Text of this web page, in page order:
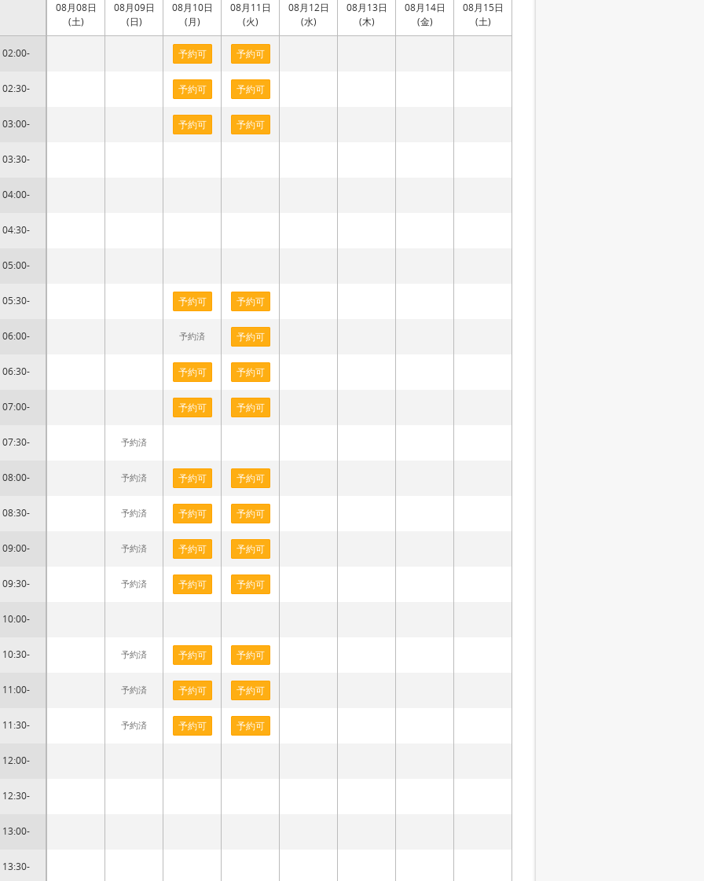
02:00-
02:30-
03:00-
03:30-
04:00-
04:30-
05:00-
05:30-
06:00-
06:30-
07:00-
07:30-
08:00-
08:30-
09:00-
09:30-
10:00-
10:30-
11:00-
11:30-
12:00-
12:30-
13:00-
13:30-
08月08日
(土)
08月09日
(日)
予約済
予約済
予約済
予約済
予約済
予約済
予約済
予約済
08月10日
(月)
予約可
予約可
予約可
予約可
予約済
予約可
予約可
予約可
予約可
予約可
予約可
予約可
予約可
予約可
08月11日
(火)
予約可
予約可
予約可
予約可
予約可
予約可
予約可
予約可
予約可
予約可
予約可
予約可
予約可
予約可
08月12日
(水)
08月13日
(木)
08月14日
(金)
08月15日
(土)